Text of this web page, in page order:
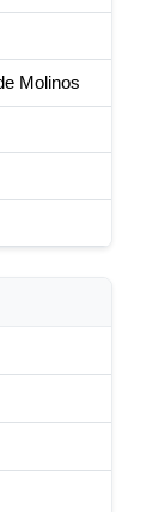
Molinos